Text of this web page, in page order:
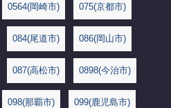
0564(岡崎市) 075(京都市)
084(尾道市) 086(岡山市)
087(高松市) 0898(今治市)
098(那覇市) 099(鹿児島市)